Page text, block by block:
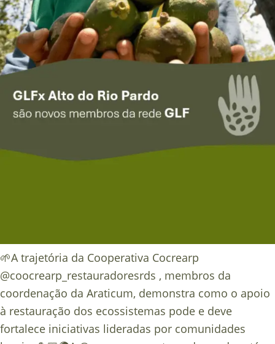
🌱A trajetória da Cooperativa Cocrearp
@coocrearp_restauradoresrds , membros da
coordenação da Araticum, demonstra como o apoio
à restauração dos ecossistemas pode e deve
fortalece iniciativas lideradas por comunidades